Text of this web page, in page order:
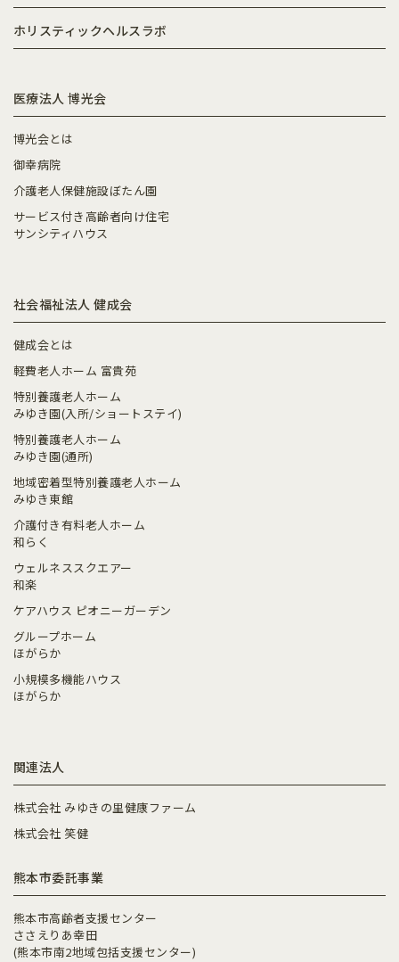
ホリスティックヘルスラボ
医療法人 博光会
博光会とは
御幸病院
介護老人保健施設ぼたん園
サービス付き高齢者向け住宅
サンシティハウス
社会福祉法人 健成会
健成会とは
軽費老人ホーム 富貴苑
特別養護老人ホーム
みゆき園(入所/ショートステイ)
特別養護老人ホーム
みゆき園(通所)
地域密着型特別養護老人ホーム
みゆき東館
介護付き有料老人ホーム
和らく
ウェルネススクエアー
和楽
ケアハウス ピオニーガーデン
グループホーム
ほがらか
小規模多機能ハウス
ほがらか
関連法人
株式会社 みゆきの里健康ファーム
株式会社 笑健
熊本市委託事業
熊本市高齢者支援センター
ささえりあ幸田
(熊本市南2地域包括支援センター)